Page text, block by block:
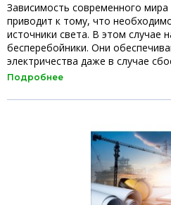
Зависимость современного мира
приводит к тому, что
источники света. В этом случае
бесперебойники. Они
электричества даже в случае
Подробнее